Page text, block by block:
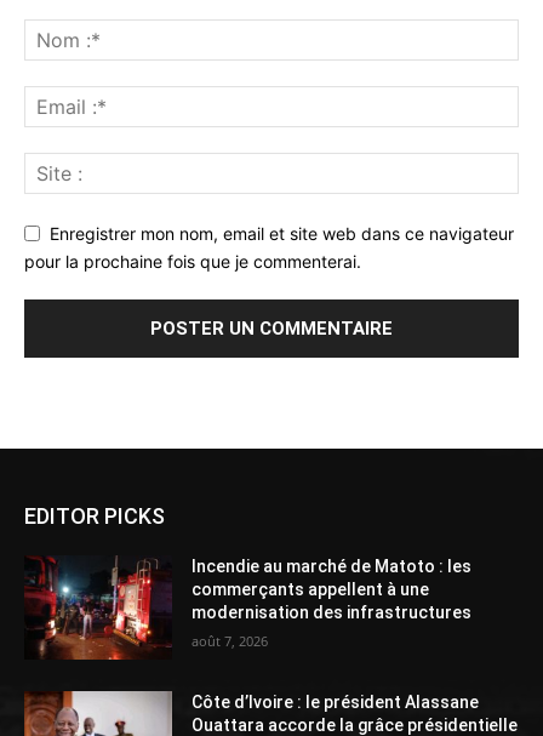
Enregistrer mon nom, email et site web dans ce navigateur
pour la prochaine fois que je commenterai.
EDITOR PICKS
Incendie au marché de Matoto : les
commerçants appellent à une
modernisation des infrastructures
août 7, 2026
Côte d’Ivoire : le président Alassane
Ouattara accorde la grâce présidentielle